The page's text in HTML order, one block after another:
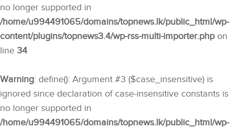
no longer supported in
/home/u994491065/domains/topnews.lk/public_html/wp-
content/plugins/topnews3.4/wp-rss-multi-importer.phpon
line 34
Warning: define(): Argument #3 ($case_insensitive) is
ignored since declaration of case-insensitive constants is
no longer supported in
/home/u994491065/domains/topnews.lk/public_html/wp-